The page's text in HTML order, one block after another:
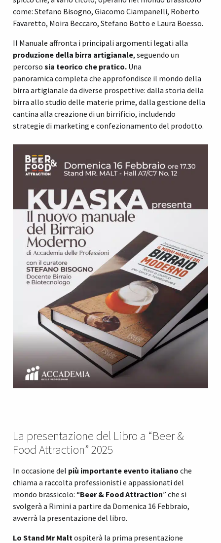
come: Stefano Bisogno, Giacomo Ciampanelli, Roberto
Favaretto, Moira Beccaro, Stefano Botto e Laura Boesso.
Il Manuale affronta i principali argomenti legati alla
produzione della birra artigianale, seguendo un
percorso sia teorico che pratico. Una
panoramica completa che approfondisce il mondo della
birra artigianale da diverse prospettive: dalla storia della
birra allo studio delle materie prime, dalla gestione della
cantina alla creazione di un birrificio, includendo
strategie di marketing e confezionamento del prodotto.
La presentazione del Libro a “Beer &
Food Attraction” 2025
In occasione del più importante evento italiano che
chiama a raccolta professionisti e appassionati del
mondo brassicolo: “Beer & Food Attraction” che si
svolgerà a Rimini a partire da Domenica 16 Febbraio,
avverrà la presentazione del libro.
Lo Stand Mr Malt ospiterà la prima presentazione